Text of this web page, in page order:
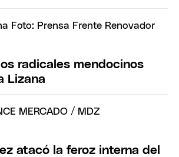
radicales mendocinos
Lizana
atacó la feroz interna del